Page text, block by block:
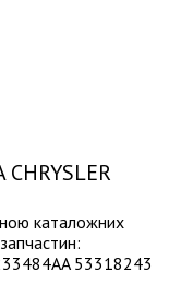
каталожних
53318243